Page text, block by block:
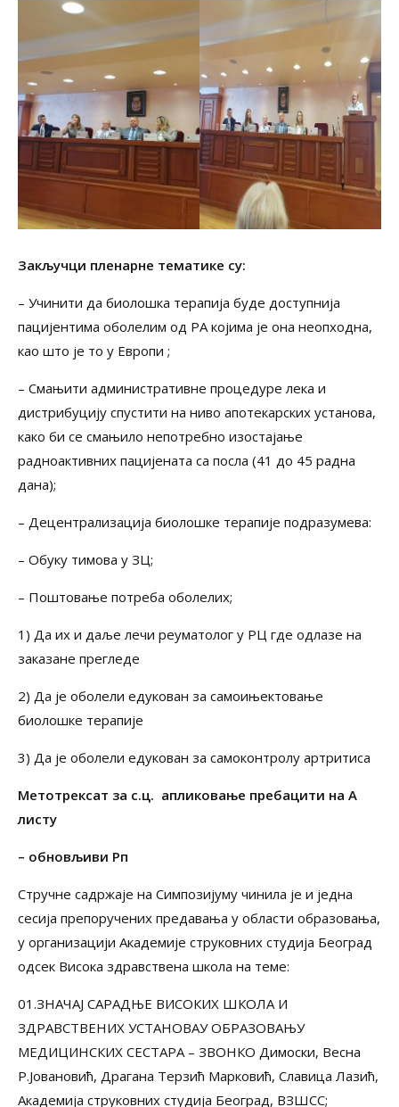
Закључци пленарне тематике су:
– Учинити да биолошка терапија буде доступнија
пацијентима оболелим од РА којима је она неопходна,
као што је то у Европи ;
– Смањити административне процедуре лека и
дистрибуцију спустити на ниво апотекарских установа,
како би се смањило непотребно изостајање
радноактивних пацијената са посла (41 до 45 радна
дана);
– Децентрализација биолошке терапије подразумева:
– Обуку тимова у ЗЦ;
– Поштовање потреба оболелих;
1) Да их и даље лечи реуматолог у РЦ где одлазе на
заказане прегледе
2) Да је оболели едукован за самоињектовање
биолошке терапије
3) Да је оболели едукован за самоконтролу артритиса
Метотрексат за с.ц. апликовање пребацити на А
листу
– обновљиви Рп
Стручне садржаје на Симпозијуму чинила је и једна
сесија препоручених предавања у области образовања,
у организацији Академије струковних студија Београд
одсек Висока здравствена школа на теме:
01.ЗНАЧАЈ САРАДЊЕ ВИСОКИХ ШКОЛА И
ЗДРАВСТВЕНИХ УСТАНОВАУ ОБРАЗОВАЊУ
МЕДИЦИНСКИХ СЕСТАРА – ЗВОНКО Димоски, Весна
Р.Јовановић, Драгана Терзић Марковић, Славица Лазић,
Академија струковних студија Београд, ВЗШСС;